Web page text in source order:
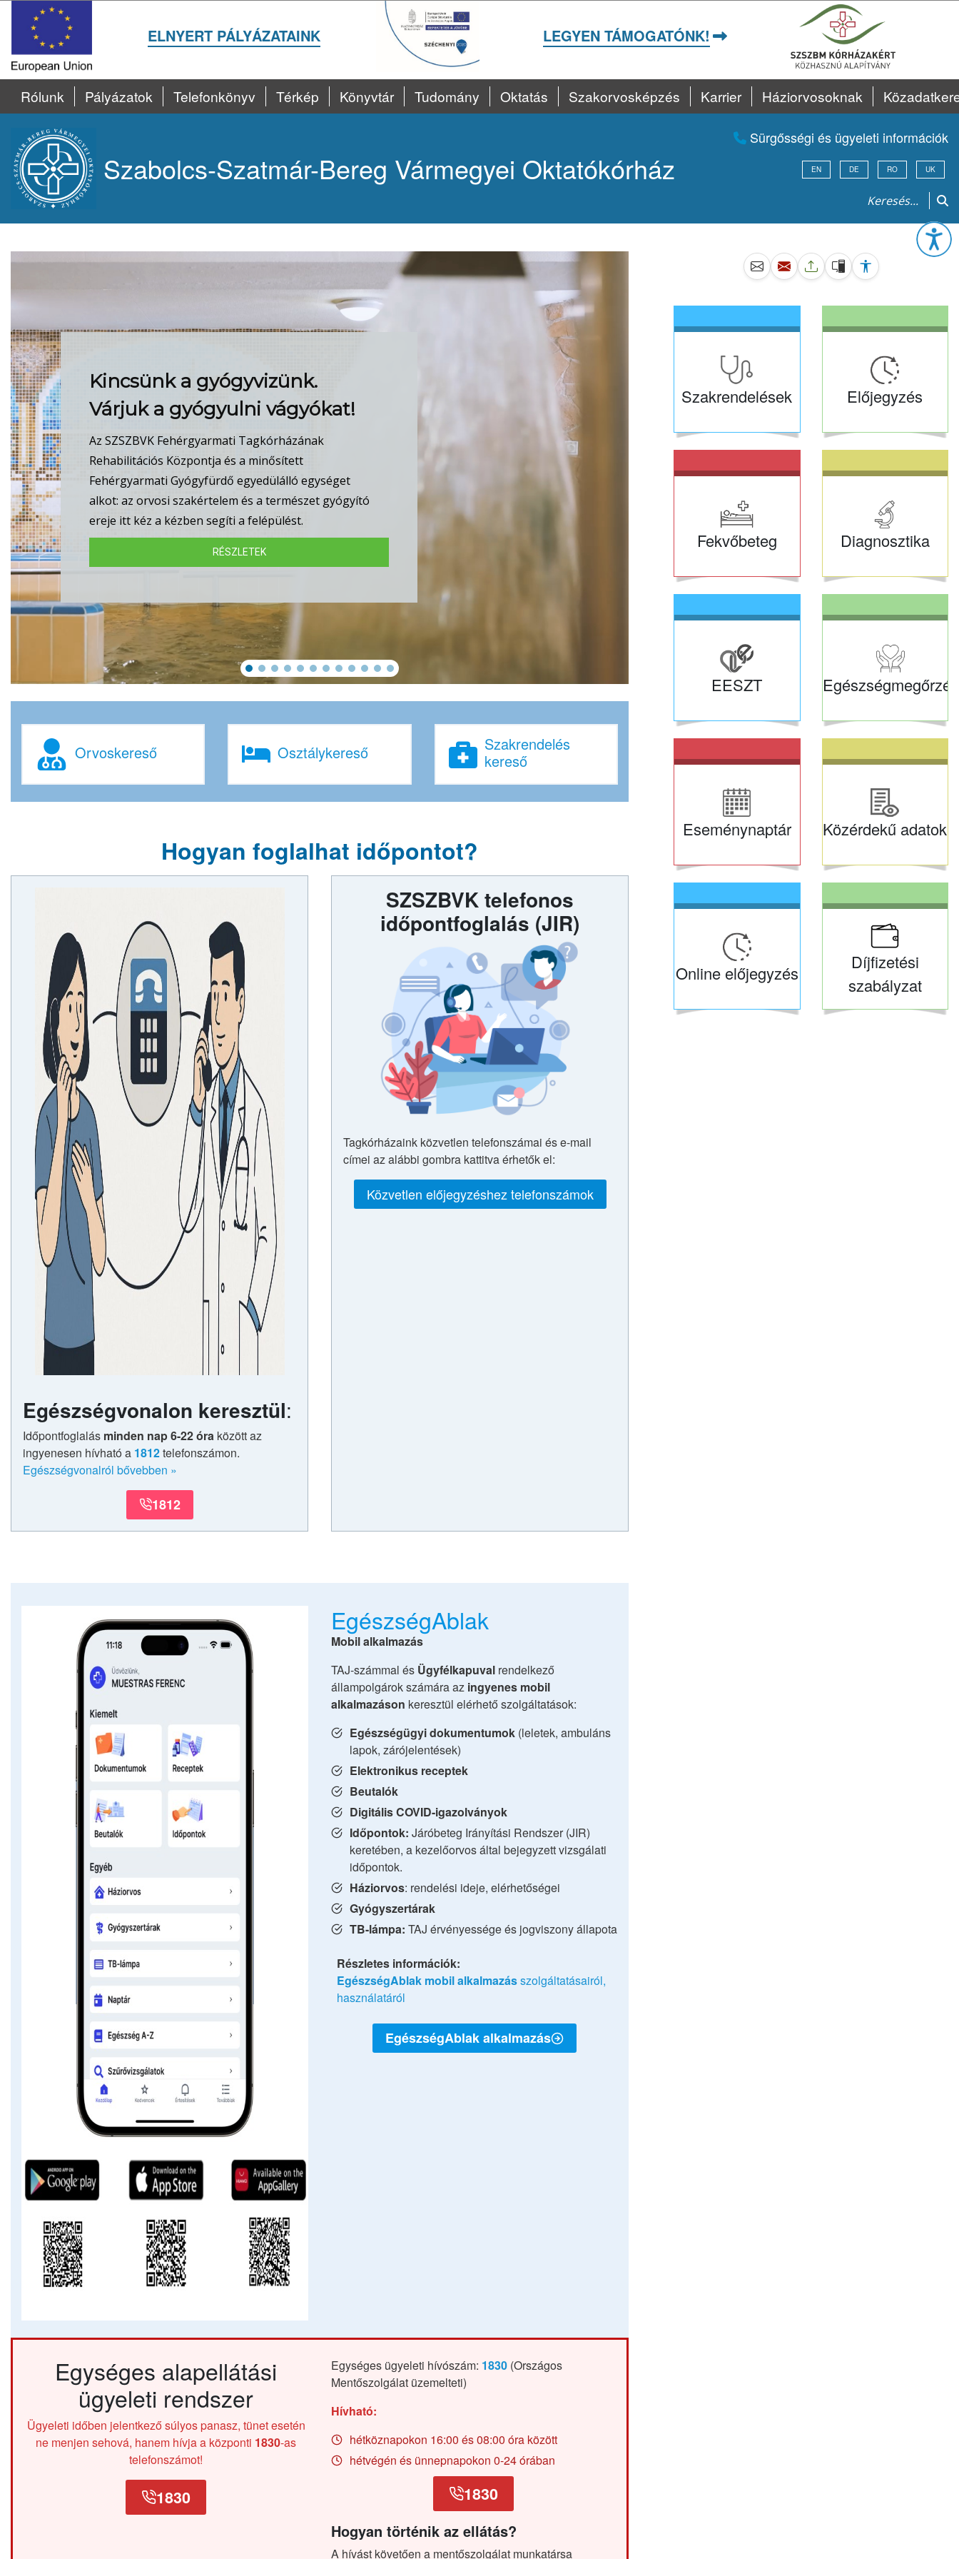
ELNYERT PÁLYÁZATAINK LEGYEN TÁMOGATÓNK!
Rólunk Pályázatok Telefonkönyv Térkép Könyvtár Tudomány Oktatás Szakorvosképzés Karrier Háziorvosoknak
Szabolcs-Szatmár-Bereg Vármegyei Oktatókórház
Sürgősségi és ügyeleti információk
EN DE RO UK
Kincsünk a gyógyvizünk.
Várjuk a gyógyulni vágyókat!
Az SZSZBVK Fehérgyarmati Tagkórházának
Rehabilitációs Központja és a minősített
Fehérgyarmati Gyógyfürdő egyedülálló egységet
alkot: az orvosi szakértelem és a természet gyógyító
ereje itt kéz a kézben segíti a felépülést.
RÉSZLETEK
Orvoskereső Osztálykereső
Szakrendelés
kereső
Hogyan foglalhat időpontot?
Egészségvonalon keresztül:
Időpontfoglalás minden nap 6-22 óra között az
ingyenesen hívható a 1812telefonszámon.
Egészségvonalról bővebben »
1812
SZSZBVK telefonos
időpontfoglalás (JIR)
Tagkórházaink közvetlen telefonszámai és e-mail
címei az alábbi gombra kattitva érhetők el:
Közvetlen előjegyzéshez telefonszámok
EgészségAblak
Mobil alkalmazás
TAJ-számmal és Ügyfélkapuval rendelkező
állampolgárok számára az ingyenes mobil
alkalmazáson keresztül elérhető szolgáltatások:
Egészségügyi dokumentumok (leletek, ambuláns
lapok, zárójelentések)
Elektronikus receptek
Beutalók
Digitális COVID-igazolványok
Időpontok: Járóbeteg Irányítási Rendszer (JIR)
keretében, a kezelőorvos által bejegyzett vizsgálati
időpontok.
Háziorvos: rendelési ideje, elérhetőségei
Gyógyszertárak
TB-lámpa: TAJ érvényessége és jogviszony állapota
Részletes információk:
EgészségAblak mobil alkalmazásszolgáltatásairól,
használatáról
EgészségAblak alkalmazás
Egységes alapellátási
ügyeleti rendszer
Ügyeleti időben jelentkező súlyos panasz, tünet esetén
ne menjen sehová, hanem hívja a központi 1830-as
telefonszámot!
1830
Egységes ügyeleti hívószám: 1830 (Országos
Mentőszolgálat üzemelteti)
Hívható:
hétköznapokon 16:00 és 08:00 óra között
hétvégén és ünnepnapokon 0-24 órában
1830
Hogyan történik az ellátás?
A hívást követően a mentőszolgálat munkatársa
Szakrendelések Előjegyzés
Fekvőbeteg Diagnosztika
EESZT Egészségmegőrzés
Eseménynaptár Közérdekű adatok
Online előjegyzés
Díjfizetési
szabályzat